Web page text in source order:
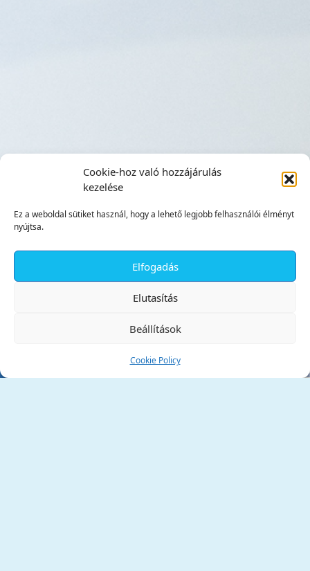
Cookie-hoz való hozzájárulás
kezelése
Ez a weboldal sütiket használ, hogy a lehető legjobb felhasználói élményt
nyújtsa.
Elfogadás
Elutasítás
Beállítások
Cookie Policy
Tata Város Önkormányzata
✕